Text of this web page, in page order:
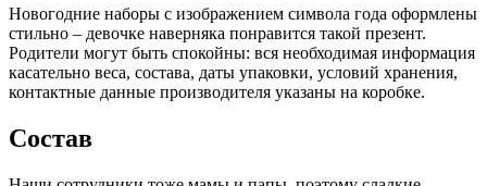
Новогодние наборы с изображением символа года оформлены
стильно – девочке наверняка понравится такой презент.
Родители могут быть спокойны: вся необходимая информация
касательно веса, состава, даты упаковки, условий хранения,
контактные данные производителя указаны на коробке.
Состав